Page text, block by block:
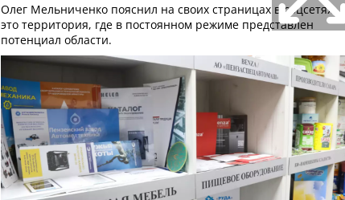
Олег Мельниченко пояснил на своих страницах в соцсетях,
это территория, где в постоянном режиме представлен
потенциал области.